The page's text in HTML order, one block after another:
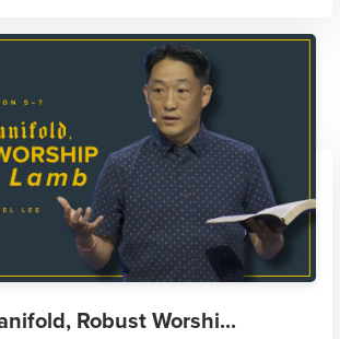
Robust Worshi...